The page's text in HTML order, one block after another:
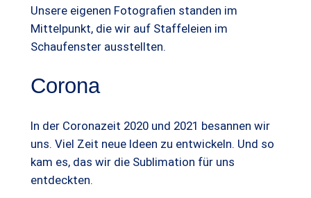
Unsere eigenen Fotografien standen im
Mittelpunkt, die wir auf Staffeleien im
Schaufenster ausstellten.
Corona
In der Coronazeit 2020 und 2021 besannen wir
uns. Viel Zeit neue Ideen zu entwickeln. Und so
kam es, das wir die Sublimation für uns
entdeckten.